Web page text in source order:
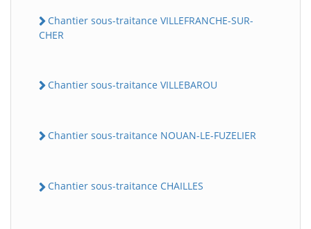
Chantier sous-traitance VILLEFRANCHE-SUR-
CHER
Chantier sous-traitance VILLEBAROU
Chantier sous-traitance NOUAN-LE-FUZELIER
Chantier sous-traitance CHAILLES